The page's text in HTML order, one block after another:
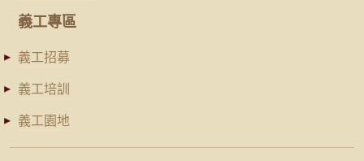
義工專區
義工招募
義工培訓
義工園地